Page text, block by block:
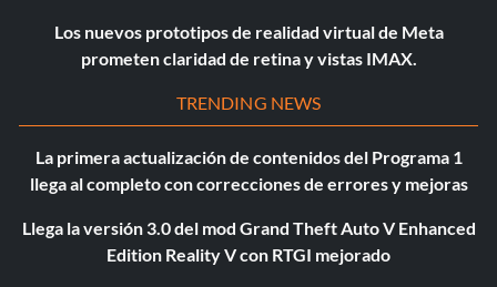
Los nuevos prototipos de realidad virtual de Meta
prometen claridad de retina y vistas IMAX.
TRENDING NEWS
La primera actualización de contenidos del Programa 1
llega al completo con correcciones de errores y mejoras
Llega la versión 3.0 del mod Grand Theft Auto V Enhanced
Edition Reality V con RTGI mejorado